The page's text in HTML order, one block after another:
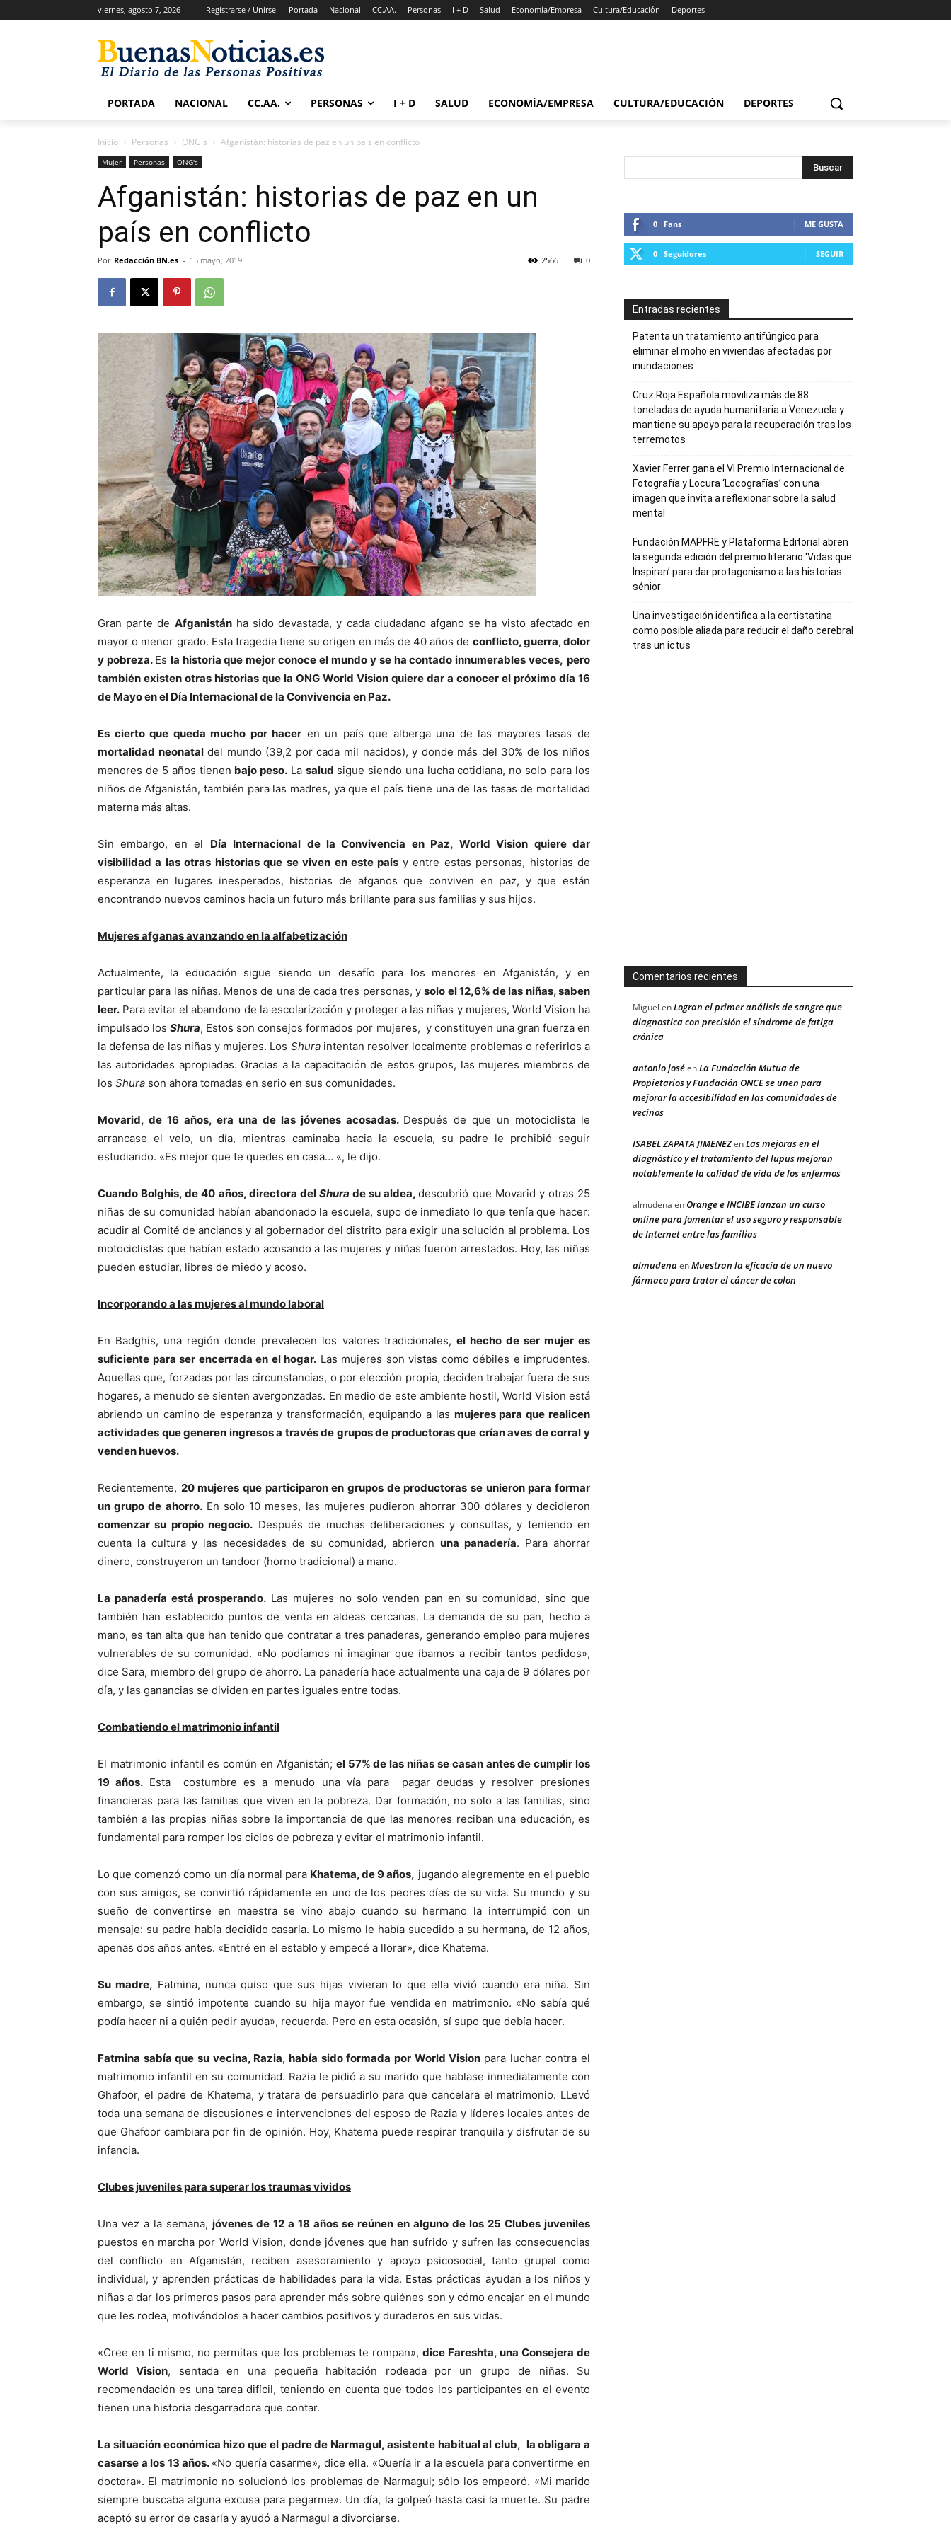
viernes, agosto 7, 2026 Registrarse / Unirse Portada Nacional CC.AA. Personas I + D Salud Economía/Empresa Cultura/Educación Deportes
PORTADA NACIONAL CC.AA. PERSONAS I + D SALUD ECONOMÍA/EMPRESA CULTURA/EDUCACIÓN DEPORTES
Inicio Personas ONG's Afganistán: historias de paz en un país en conflicto
Mujer Personas ONG's
Afganistán: historias de paz en un
país en conflicto
Por Redacción BN.es - 15 mayo, 2019 0
2566
Gran parte de Afganistánha sido devastada, y cada ciudadano afgano se ha visto afectado en
mayor o menor grado. Esta tragedia tiene su origen en más de 40 años de conflicto, guerra, dolor
y pobreza. Es la historia que mejor conoce el mundo y se ha contado innumerables veces, pero
también existen otras historias que la ONG World Vision quiere dar a conocer el próximo día 16
de Mayo en el Día Internacional de la Convivencia en Paz.
Es cierto que queda mucho por hacer en un país que alberga una de las mayores tasas de
mortalidad neonataldel mundo (39,2 por cada mil nacidos), y donde más del 30% de los niños
menores de 5 años tienen bajo peso. Lasalud sigue siendo una lucha cotidiana, no solo para los
niños de Afganistán, también para las madres, ya que el país tiene una de las tasas de mortalidad
materna más altas.
Sin embargo, en el Día Internacional de la Convivencia en Paz, World Vision quiere dar
visibilidad a las otras historias que se viven en este país y entre estas personas, historias de
esperanza en lugares inesperados, historias de afganos que conviven en paz, y que están
encontrando nuevos caminos hacia un futuro más brillante para sus familias y sus hijos.
Mujeres afganas avanzando en la alfabetización
Actualmente, la educación sigue siendo un desafío para los menores en Afganistán, y en
particular para las niñas. Menos de una de cada tres personas, ysolo el 12,6% de las niñas, saben
leer. Para evitar el abandono de la escolarización y proteger a las niñas y mujeres, World Vision ha
impulsado losShura, Estos son consejos formados por mujeres, y constituyen una gran fuerza en
la defensa de las niñas y mujeres. Los Shura intentan resolver localmente problemas o referirlos a
las autoridades apropiadas. Gracias a la capacitación de estos grupos, las mujeres miembros de
los Shura son ahora tomadas en serio en sus comunidades.
Movarid, de 16 años, era una de las jóvenes acosadas. Después de que un motociclista le
arrancase el velo, un día, mientras caminaba hacia la escuela, su padre le prohibió seguir
estudiando. «Es mejor que te quedes en casa… «, le dijo.
Cuando Bolghis, de 40 años, directora del Shura de su aldea,descubrió que Movarid y otras 25
niñas de su comunidad habían abandonado la escuela, supo de inmediato lo que tenía que hacer:
acudir al Comité de ancianos y al gobernador del distrito para exigir una solución al problema. Los
motociclistas que habían estado acosando a las mujeres y niñas fueron arrestados. Hoy, las niñas
pueden estudiar, libres de miedo y acoso.
Incorporando a las mujeres al mundo laboral
En Badghis, una región donde prevalecen los valores tradicionales, el hecho de ser mujer es
suficiente para ser encerrada en el hogar. Las mujeres son vistas como débiles e imprudentes.
Aquellas que, forzadas por las circunstancias, o por elección propia, deciden trabajar fuera de sus
hogares, a menudo se sienten avergonzadas. En medio de este ambiente hostil, World Vision está
abriendo un camino de esperanza y transformación, equipando a las mujeres para que realicen
actividades que generen ingresos a través de grupos de productoras que crían aves de corral y
venden huevos.
Recientemente, 20 mujeres que participaron en grupos de productoras se unieron para formar
un grupo de ahorro.En solo 10 meses, las mujeres pudieron ahorrar 300 dólares y decidieron
comenzar su propio negocio. Después de muchas deliberaciones y consultas, y teniendo en
cuenta la cultura y las necesidades de su comunidad, abrieron una panadería. Para ahorrar
dinero, construyeron un tandoor (horno tradicional) a mano.
La panadería está prosperando. Las mujeres no solo venden pan en su comunidad, sino que
también han establecido puntos de venta en aldeas cercanas. La demanda de su pan, hecho a
mano, es tan alta que han tenido que contratar a tres panaderas, generando empleo para mujeres
vulnerables de su comunidad. «No podíamos ni imaginar que íbamos a recibir tantos pedidos»,
dice Sara, miembro del grupo de ahorro. La panadería hace actualmente una caja de 9 dólares por
día, y las ganancias se dividen en partes iguales entre todas.
Combatiendo el matrimonio infantil
El matrimonio infantil es común en Afganistán; el 57% de las niñas se casan antes de cumplir los
19 años. Esta costumbre es a menudo una vía para pagar deudas y resolver presiones
financieras para las familias que viven en la pobreza. Dar formación, no solo a las familias, sino
también a las propias niñas sobre la importancia de que las menores reciban una educación, es
fundamental para romper los ciclos de pobreza y evitar el matrimonio infantil.
Lo que comenzó como un día normal para Khatema, de 9 años, jugando alegremente en el pueblo
con sus amigos, se convirtió rápidamente en uno de los peores días de su vida. Su mundo y su
sueño de convertirse en maestra se vino abajo cuando su hermano la interrumpió con un
mensaje: su padre había decidido casarla. Lo mismo le había sucedido a su hermana, de 12 años,
apenas dos años antes. «Entré en el establo y empecé a llorar», dice Khatema.
Su madre, Fatmina, nunca quiso que sus hijas vivieran lo que ella vivió cuando era niña. Sin
embargo, se sintió impotente cuando su hija mayor fue vendida en matrimonio. «No sabía qué
podía hacer ni a quién pedir ayuda», recuerda. Pero en esta ocasión, sí supo que debía hacer.
Fatmina sabía que su vecina, Razia, había sido formada por World Vision para luchar contra el
matrimonio infantil en su comunidad. Razia le pidió a su marido que hablase inmediatamente con
Ghafoor, el padre de Khatema, y tratara de persuadirlo para que cancelara el matrimonio. LLevó
toda una semana de discusiones e intervenciones del esposo de Razia y líderes locales antes de
que Ghafoor cambiara por fin de opinión. Hoy, Khatema puede respirar tranquila y disfrutar de su
infancia.
Clubes juveniles para superar los traumas vividos
Una vez a la semana, jóvenes de 12 a 18 años se reúnen en alguno de los 25 Clubes juveniles
puestos en marcha por World Vision, donde jóvenes que han sufrido y sufren las consecuencias
del conflicto en Afganistán, reciben asesoramiento y apoyo psicosocial, tanto grupal como
individual, y aprenden prácticas de habilidades para la vida. Estas prácticas ayudan a los niños y
niñas a dar los primeros pasos para aprender más sobre quiénes son y cómo encajar en el mundo
que les rodea, motivándolos a hacer cambios positivos y duraderos en sus vidas.
«Cree en ti mismo, no permitas que los problemas te rompan», dice Fareshta, una Consejera de
World Vision, sentada en una pequeña habitación rodeada por un grupo de niñas. Su
recomendación es una tarea difícil, teniendo en cuenta que todos los participantes en el evento
tienen una historia desgarradora que contar.
La situación económica hizo que el padre de Narmagul, asistente habitual al club, la obligara a
casarse a los 13 años. «No quería casarme», dice ella. «Quería ir a la escuela para convertirme en
doctora». El matrimonio no solucionó los problemas de Narmagul; sólo los empeoró. «Mi marido
siempre buscaba alguna excusa para pegarme». Un día, la golpeó hasta casi la muerte. Su padre
aceptó su error de casarla y ayudó a Narmagul a divorciarse.
0 Fans ME GUSTA
0 Seguidores SEGUIR
Entradas recientes
Patenta un tratamiento antifúngico para
eliminar el moho en viviendas afectadas por
inundaciones
Cruz Roja Española moviliza más de 88
toneladas de ayuda humanitaria a Venezuela y
mantiene su apoyo para la recuperación tras los
terremotos
Xavier Ferrer gana el VI Premio Internacional de
Fotografía y Locura ‘Locografías’ con una
imagen que invita a reflexionar sobre la salud
mental
Fundación MAPFRE y Plataforma Editorial abren
la segunda edición del premio literario ‘Vidas que
Inspiran’ para dar protagonismo a las historias
sénior
Una investigación identifica a la cortistatina
como posible aliada para reducir el daño cerebral
tras un ictus
Comentarios recientes
Miguel enLogran el primer análisis de sangre que
diagnostica con precisión el síndrome de fatiga
crónica
antonio joséenLa Fundación Mutua de
Propietarios y Fundación ONCE se unen para
mejorar la accesibilidad en las comunidades de
vecinos
ISABEL ZAPATA JIMENEZenLas mejoras en el
diagnóstico y el tratamiento del lupus mejoran
notablemente la calidad de vida de los enfermos
almudena enOrange e INCIBE lanzan un curso
online para fomentar el uso seguro y responsable
de Internet entre las familias
almudenaenMuestran la eficacia de un nuevo
fármaco para tratar el cáncer de colon